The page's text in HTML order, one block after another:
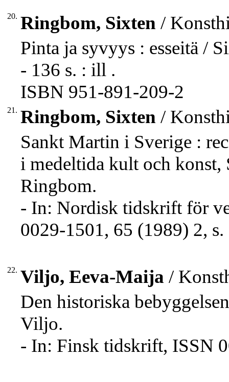
20. Ringbom, Sixten /
Pinta ja syvyys : esseitä /
- 136 s. : ill .
ISBN 951-891-209-2
21. Ringbom, Sixten /
Sankt Martin i Sverige :
i medeltida kult och
Ringbom.
- In: Nordisk tidskrift för
0029-1501, 65 (1989) 2,
22. Viljo, Eeva-Maija /
Den historiska
Viljo.
- In: Finsk tidskrift, ISSN